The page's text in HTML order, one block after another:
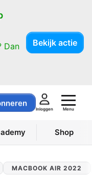
Dan
Bekijk actie
Inloggen Menu
Shop
MACBOOK AIR 2022